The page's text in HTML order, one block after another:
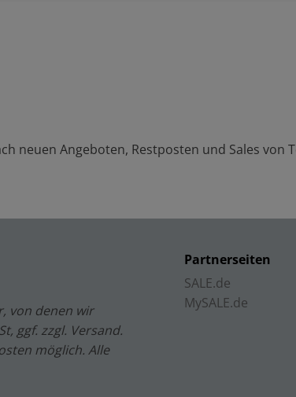
neuen Angeboten, Restposten und Sales von
von denen wir
ggf. zzgl. Versand.
möglich. Alle
Partnerseiten
SALE.de
MySALE.de